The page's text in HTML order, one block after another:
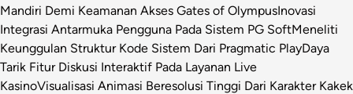
Mandiri Demi Keamanan Akses Gates of OlympusInovasi
Integrasi Antarmuka Pengguna Pada Sistem PG SoftMeneliti
Keunggulan Struktur Kode Sistem Dari Pragmatic PlayDaya
Tarik Fitur Diskusi Interaktif Pada Layanan Live
KasinoVisualisasi Animasi Beresolusi Tinggi Dari Karakter Kakek